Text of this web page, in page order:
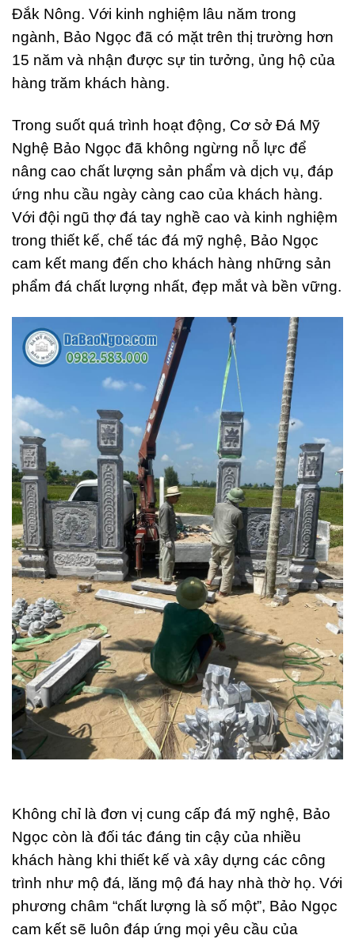
Đắk Nông. Với kinh nghiệm lâu năm trong
ngành, Bảo Ngọc đã có mặt trên thị trường hơn
15 năm và nhận được sự tin tưởng, ủng hộ của
hàng trăm khách hàng.
Trong suốt quá trình hoạt động, Cơ sở Đá Mỹ
Nghệ Bảo Ngọc đã không ngừng nỗ lực để
nâng cao chất lượng sản phẩm và dịch vụ, đáp
ứng nhu cầu ngày càng cao của khách hàng.
Với đội ngũ thợ đá tay nghề cao và kinh nghiệm
trong thiết kế, chế tác đá mỹ nghệ, Bảo Ngọc
cam kết mang đến cho khách hàng những sản
phẩm đá chất lượng nhất, đẹp mắt và bền vững.
Không chỉ là đơn vị cung cấp đá mỹ nghệ, Bảo
Ngọc còn là đối tác đáng tin cậy của nhiều
khách hàng khi thiết kế và xây dựng các công
trình như mộ đá, lăng mộ đá hay nhà thờ họ. Với
phương châm “chất lượng là số một”, Bảo Ngọc
cam kết sẽ luôn đáp ứng mọi yêu cầu của